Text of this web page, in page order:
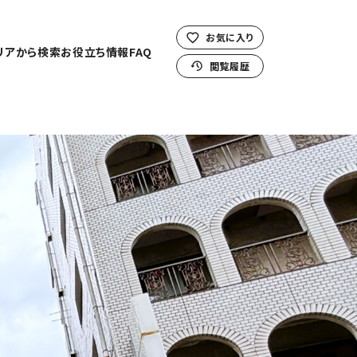
アから検索お役立ち情報FAQ
お気に入り
閲覧履歴